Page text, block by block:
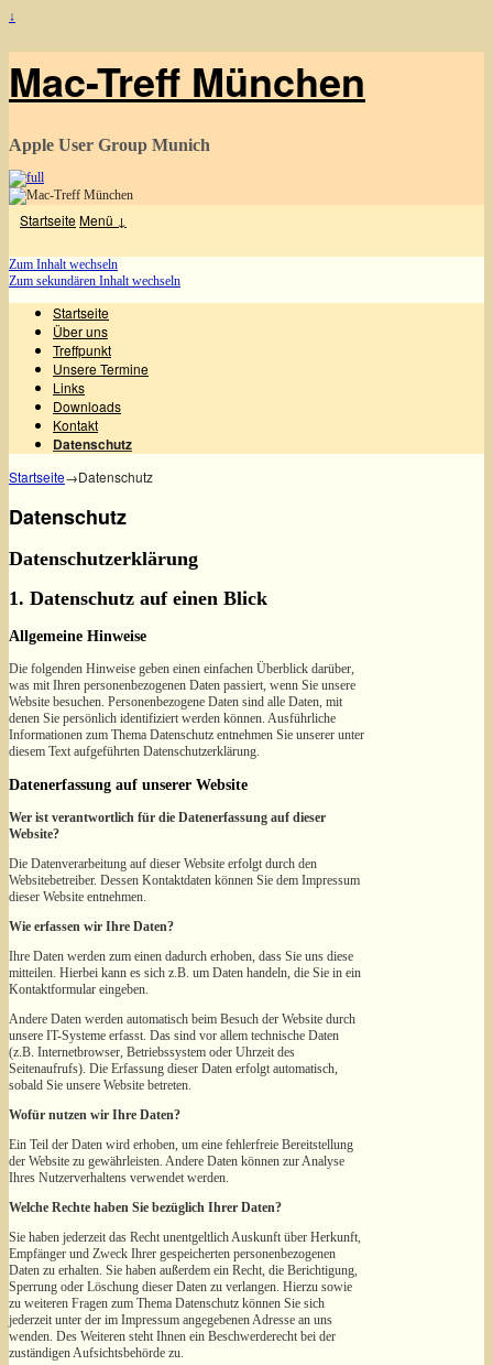
↓
Mac-Treff München
Apple User Group Munich
StartseiteMenü ↓
Zum Inhalt wechseln
Zum sekundären Inhalt wechseln
Startseite
Über uns
Treffpunkt
Unsere Termine
Links
Downloads
Kontakt
Datenschutz
Startseite→Datenschutz
Datenschutz
Datenschutzerklärung
1. Datenschutz auf einen Blick
Allgemeine Hinweise
Die folgenden Hinweise geben einen einfachen Überblick darüber,
was mit Ihren personenbezogenen Daten passiert, wenn Sie unsere
Website besuchen. Personenbezogene Daten sind alle Daten, mit
denen Sie persönlich identifiziert werden können. Ausführliche
Informationen zum Thema Datenschutz entnehmen Sie unserer unter
diesem Text aufgeführten Datenschutzerklärung.
Datenerfassung auf unserer Website
Wer ist verantwortlich für die Datenerfassung auf dieser
Website?
Die Datenverarbeitung auf dieser Website erfolgt durch den
Websitebetreiber. Dessen Kontaktdaten können Sie dem Impressum
dieser Website entnehmen.
Wie erfassen wir Ihre Daten?
Ihre Daten werden zum einen dadurch erhoben, dass Sie uns diese
mitteilen. Hierbei kann es sich z.B. um Daten handeln, die Sie in ein
Kontaktformular eingeben.
Andere Daten werden automatisch beim Besuch der Website durch
unsere IT-Systeme erfasst. Das sind vor allem technische Daten
(z.B. Internetbrowser, Betriebssystem oder Uhrzeit des
Seitenaufrufs). Die Erfassung dieser Daten erfolgt automatisch,
sobald Sie unsere Website betreten.
Wofür nutzen wir Ihre Daten?
Ein Teil der Daten wird erhoben, um eine fehlerfreie Bereitstellung
der Website zu gewährleisten. Andere Daten können zur Analyse
Ihres Nutzerverhaltens verwendet werden.
Welche Rechte haben Sie bezüglich Ihrer Daten?
Sie haben jederzeit das Recht unentgeltlich Auskunft über Herkunft,
Empfänger und Zweck Ihrer gespeicherten personenbezogenen
Daten zu erhalten. Sie haben außerdem ein Recht, die Berichtigung,
Sperrung oder Löschung dieser Daten zu verlangen. Hierzu sowie
zu weiteren Fragen zum Thema Datenschutz können Sie sich
jederzeit unter der im Impressum angegebenen Adresse an uns
wenden. Des Weiteren steht Ihnen ein Beschwerderecht bei der
zuständigen Aufsichtsbehörde zu.